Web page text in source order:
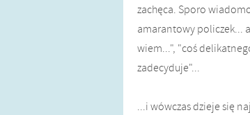
zachęca. Sporo
amarantowy policzek...
wiem...", "coś
zadecyduje"...
...i wówczas dzieje się